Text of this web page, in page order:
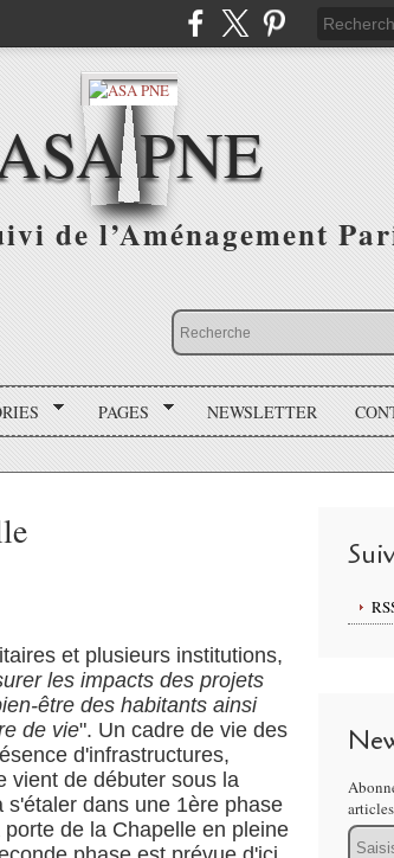
PNE
de l’Aménagement
PAGES NEWSLETTER
et plusieurs institutions,
les impacts des projets
être des habitants ainsi
de vie". Un cadre de vie des
d'infrastructures,
vient de débuter sous la
dans une 1ère phase
de la Chapelle en pleine
Email